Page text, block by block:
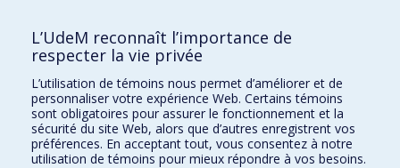
Écoles
Orthophonie et audiologie
Réadaptation
Directions
L’UdeM reconnaît l’importance de
respecter la vie privée
L’utilisation de témoins nous permet d’améliorer et de
personnaliser votre expérience Web. Certains témoins
sont obligatoires pour assurer le fonctionnement et la
sécurité du site Web, alors que d’autres enregistrent vos
préférences. En acceptant tout, vous consentez à notre
utilisation de témoins pour mieux répondre à vos besoins.